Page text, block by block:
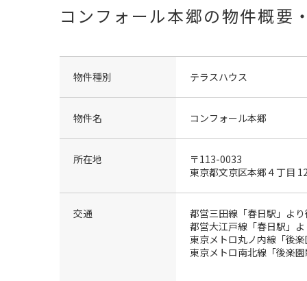
コンフォール本郷の物件概要
物件種別 テラスハウス
物件名 コンフォール本郷
所在地
〒113-0033
東京都文京区本郷４丁目
交通
都営三田線「春日駅」よ
都営大江戸線「春日駅」
東京メトロ丸ノ内線「後
東京メトロ南北線「後楽